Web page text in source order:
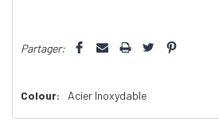
vous!
n’en
reste
Partager:
Colour: Acier Inoxydable